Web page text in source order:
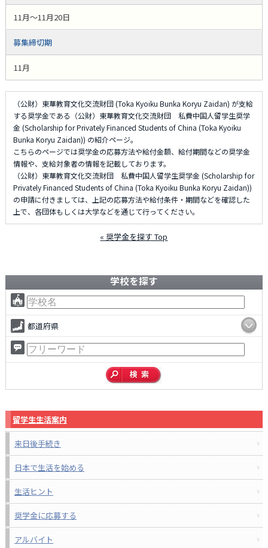
11月～11月20日
募集締切期
11月
（公財）東華教育文化交流財団 (Toka Kyoiku Bunka Koryu Zaidan) が支給
する奨学金である（公財）東華教育文化交流財団 私費中国人留学生奨学
金 (Scholarship for Privately Financed Students of China (Toka Kyoiku
Bunka Koryu Zaidan)) の紹介ページ。
こちらのページでは奨学金の応募方法や給付金額、給付期間などの奨学金
情報や、支給対象者の情報を記載しております。
（公財）東華教育文化交流財団 私費中国人留学生奨学金 (Scholarship for
Privately Financed Students of China (Toka Kyoiku Bunka Koryu Zaidan))
の申請に付きましては、上記の応募方法や給付条件・期間などを確認した
上で、各団体もしくは大学などを通じて行ってください。
« 奨学金を探す Top
学校を探す
都道府県
留学生生活案内
来日後手続き
日本で生活を始める
生活ヒント
奨学金に応募する
アルバイト